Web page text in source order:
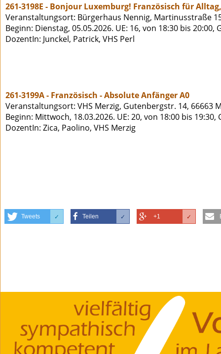
261-3198E - Bonjour Luxemburg! Französisch für
Veranstaltungsort: Bürgerhaus Nennig, Martinusstraße
Beginn: Dienstag, 05.05.2026. UE: 16, von 18:30 bis 20:00,
DozentIn: Junckel, Patrick, VHS Perl
261-3199A - Französisch - Absolute Anfänger A0
Veranstaltungsort: VHS Merzig, Gutenbergstr. 14, 66663
Beginn: Mittwoch, 18.03.2026. UE: 20, von 18:00 bis 19:30,
DozentIn: Zica, Paolino, VHS Merzig
Tweets ✓ Teilen ✓ +1 ✓